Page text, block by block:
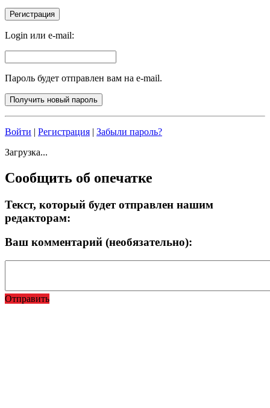
Login или e-mail:
Пароль будет отправлен вам на e-mail.
Войти | Регистрация | Забыли пароль?
Загрузка...
Сообщить об опечатке
Текст, который будет отправлен нашим
редакторам:
Ваш комментарий (необязательно):
Отправить